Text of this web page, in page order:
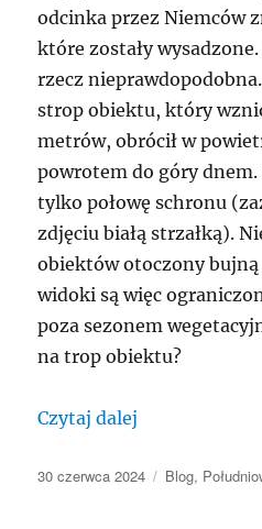
odcinka przez Niemców
które zostały
rzecz
strop obiektu, który
metrów, obrócił w
powrotem do góry
tylko połowę schronu
zdjęciu białą strzałką).
obiektów otoczony
widoki są więc
poza sezonem
na trop obiektu?
Czytaj dalej
Data
30 czerwca 2024 Kategorie
Blog,